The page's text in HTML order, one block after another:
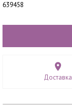
639458
Доставка